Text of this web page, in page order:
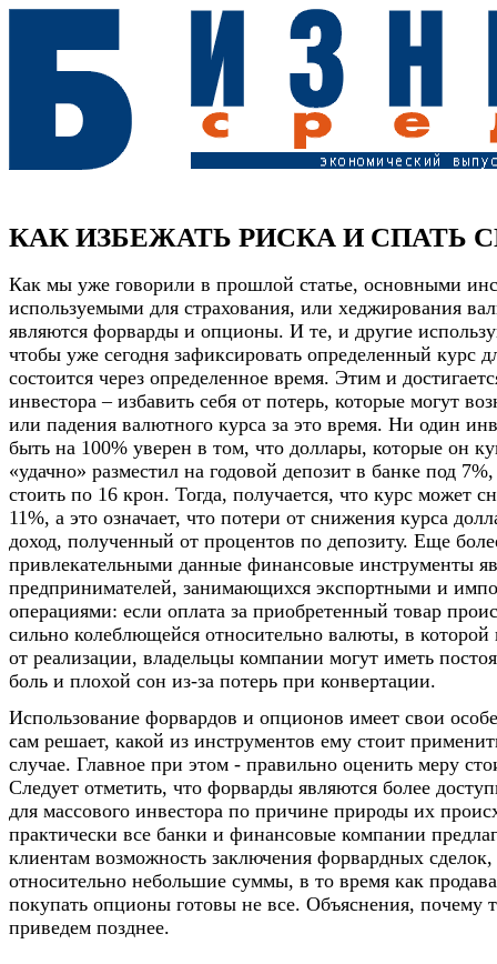
КАК ИЗБЕЖАТЬ РИСКА И СПАТЬ
Как мы уже говорили в прошлой статье, основными
используемыми для страхования, или хеджирования
являются форварды и опционы. И те, и другие
чтобы уже сегодня зафиксировать определенный курс
состоится через определенное время. Этим и
инвестора – избавить себя от потерь, которые могут
или падения валютного курса за это время. Ни один
быть на 100% уверен в том, что доллары, которые он
«удачно» разместил на годовой депозит в банке под 7%,
стоить по 16 крон. Тогда, получается, что курс может
11%, а это означает, что потери от снижения курса
доход, полученный от процентов по депозиту. Еще
привлекательными данные финансовые инструменты
предпринимателей, занимающихся экспортными и
операциями: если оплата за приобретенный товар
сильно колеблющейся относительно валюты, в которой
от реализации, владельцы компании могут иметь
боль и плохой сон из-за потерь при конвертации.
Использование форвардов и опционов имеет свои
сам решает, какой из инструментов ему стоит
случае. Главное при этом - правильно оценить меру
Следует отметить, что форварды являются более
для массового инвестора по причине природы их
практически все банки и финансовые компании
клиентам возможность заключения форвардных
относительно небольшие суммы, в то время как
покупать опционы готовы не все. Объяснения, почему
приведем позднее.